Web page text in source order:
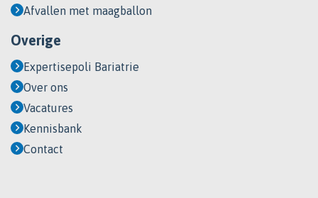
Afvallen met maagballon
Overige
Expertisepoli Bariatrie
Over ons
Vacatures
Kennisbank
Contact